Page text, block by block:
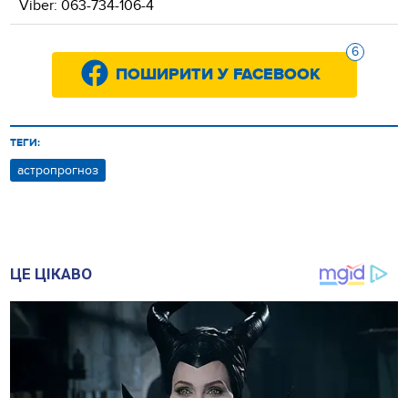
Viber: 063-734-106-4
6
ПОШИРИТИ У FACEBOOK
ТЕГИ:
астропрогноз
ЦЕ ЦІКАВО